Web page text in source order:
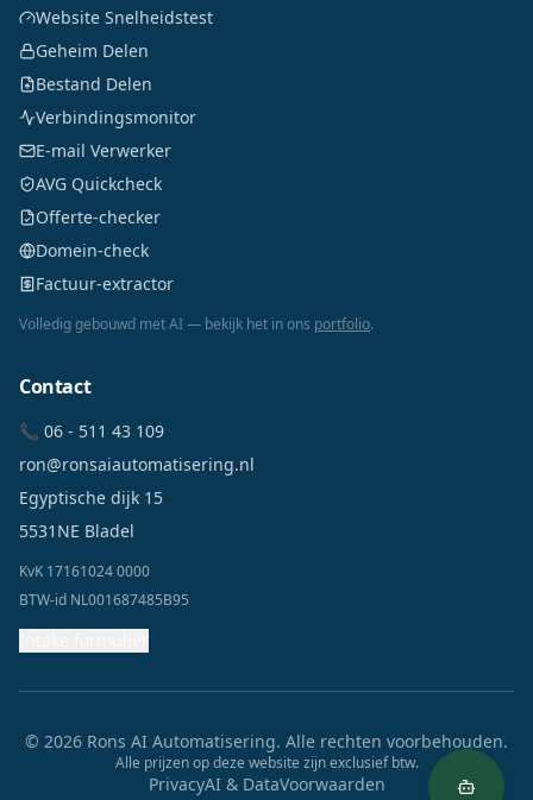
Website Snelheidstest
Geheim Delen
Bestand Delen
Verbindingsmonitor
E-mail Verwerker
AVG Quickcheck
Offerte-checker
Domein-check
Factuur-extractor
Volledig gebouwd met AI — bekijk het in ons portfolio.
Contact
📞 06 - 511 43 109
ron@ronsaiautomatisering.nl
Egyptische dijk 15
5531NE Bladel
KvK 17161024 0000
BTW-id NL001687485B95
© 2026 Rons AI Automatisering. Alle rechten voorbehouden.
Alle prijzen op deze website zijn exclusief btw.
PrivacyAI & DataVoorwaarden